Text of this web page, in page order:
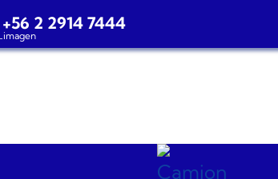
2 2914 7444